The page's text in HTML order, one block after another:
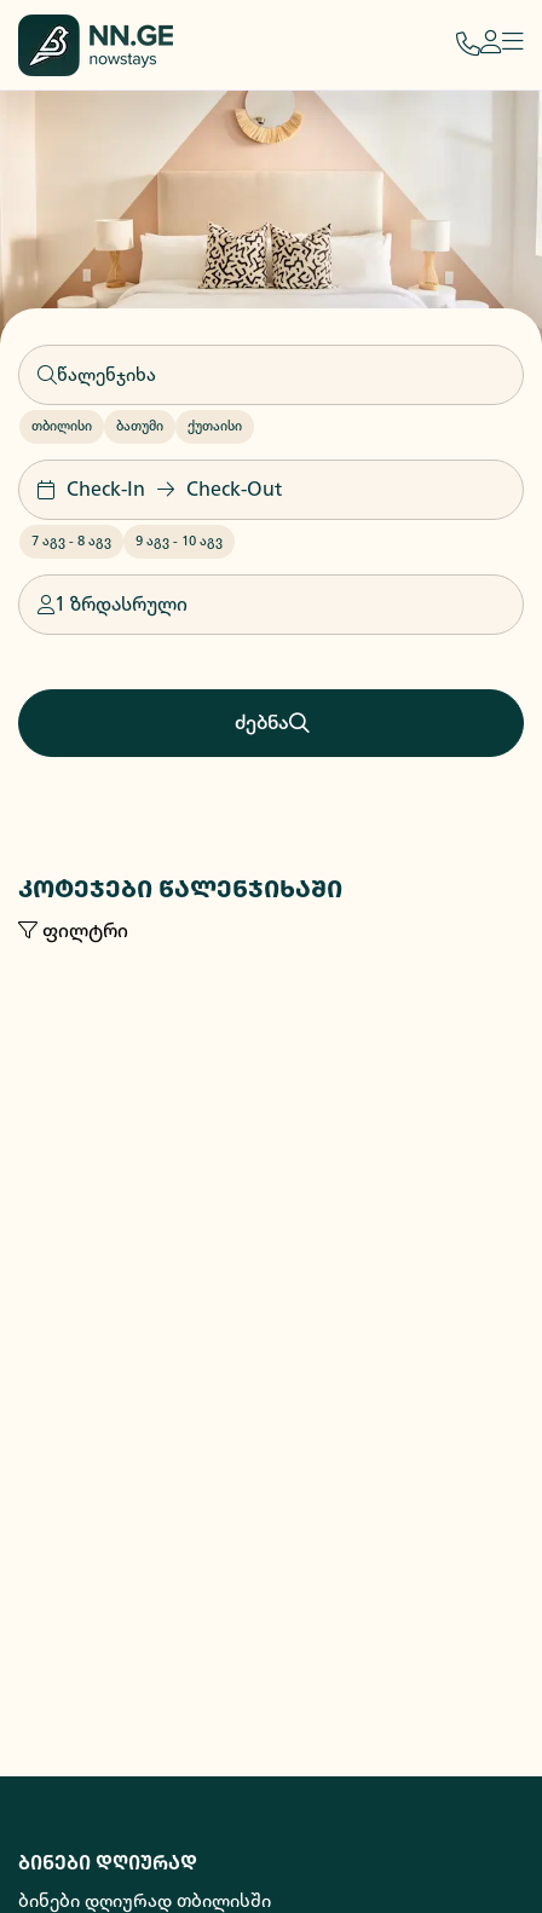
თბილისი ბათუმი ქუთაისი
Check-In Check-Out
7 აგვ - 8 აგვ 9 აგვ - 10 აგვ
1 ზრდასრული
ძებნა
კოტეჯები წალენჯიხაში
ფილტრი
ბინები დღიურად
ბინები დღიურად თბილისში